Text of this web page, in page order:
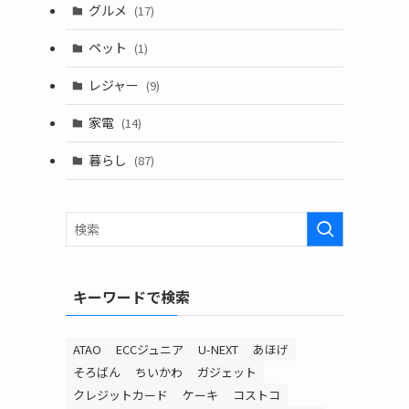
グルメ (17)
ペット (1)
レジャー (9)
家電 (14)
暮らし (87)
キーワードで検索
ATAO ECCジュニア U-NEXT
あほげ
そろばん
ちいかわ
ガジェット
クレジットカード
ケーキ
コストコ